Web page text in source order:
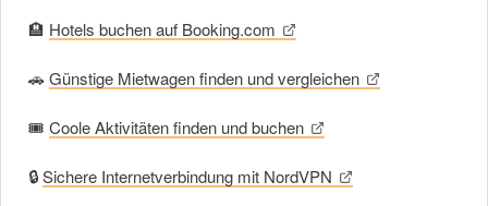
🏨 Hotels buchen auf Booking.com
🚗 Günstige Mietwagen finden und vergleichen
🎟 Coole Aktivitäten finden und buchen
🔒Sichere Internetverbindung mit NordVPN